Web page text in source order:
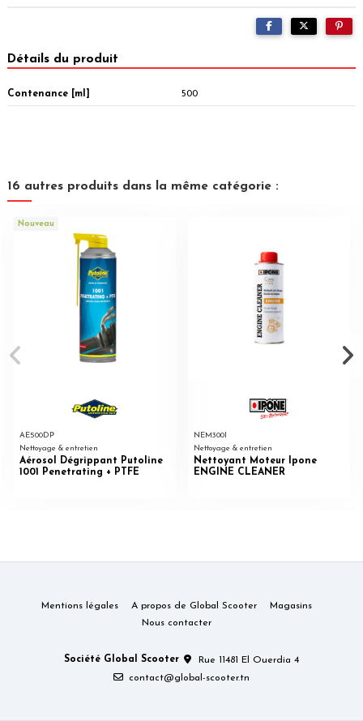
Détails du produit
Contenance [ml] 500
16 autres produits dans la même catégorie :
Nouveau
AE500DP
Nettoyage & entretien
Aérosol Dégrippant Putoline
1001 Penetrating + PTFE
NEM300I
Nettoyage & entretien
Nettoyant Moteur Ipone
ENGINE CLEANER
Mentions légales A propos de Global Scooter
Magasins
Nous contacter
Société Global Scooter
Rue 11481 El Ouerdia 4
contact@global-scooter.tn